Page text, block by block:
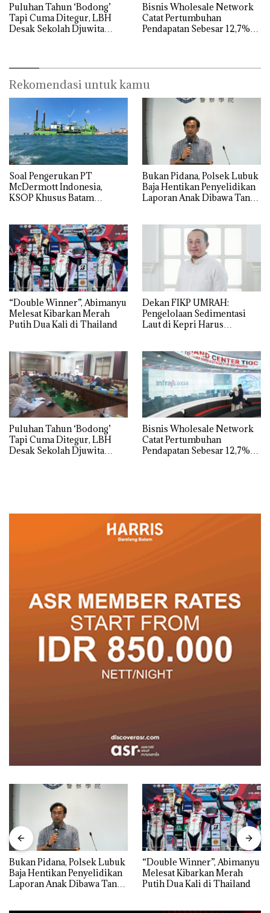
Puluhan Tahun ‘Bodong’
Tapi Cuma Ditegur, LBH
Desak Sekolah Djuwita
Bisnis Wholesale Network
Catat Pertumbuhan
Pendapatan Sebesar 12,7%
Rekomendasi untuk kamu
‎Soal Pengerukan PT
McDermott Indonesia,
KSOP Khusus Batam
Bukan Pidana, Polsek Lubuk
Baja Hentikan Penyelidikan
Laporan Anak Dibawa Tanpa
“Double Winner”, Abimanyu
Melesat Kibarkan Merah
Putih Dua Kali di Thailand
Dekan FIKP UMRAH:
Pengelolaan Sedimentasi
Laut di Kepri Harus
dengan Konservasi
Puluhan Tahun ‘Bodong’
Tapi Cuma Ditegur, LBH
Desak Sekolah Djuwita
Bisnis Wholesale Network
Catat Pertumbuhan
Pendapatan Sebesar 12,7%
Bukan Pidana, Polsek Lubuk
Baja Hentikan Penyelidikan
Laporan Anak Dibawa Tanpa
“Double Winner”, Abimanyu
Melesat Kibarkan Merah
Putih Dua Kali di Thailand